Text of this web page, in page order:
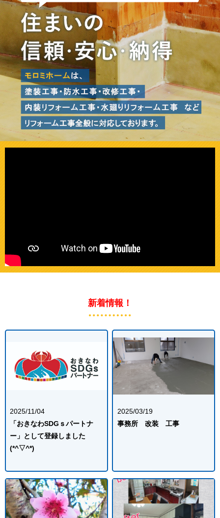
新着情報！
2025/11/04
「おきなわSDGｓパートナ
ー」として登録しました
(*^▽^*)
2025/03/19
事務所 改装 工事